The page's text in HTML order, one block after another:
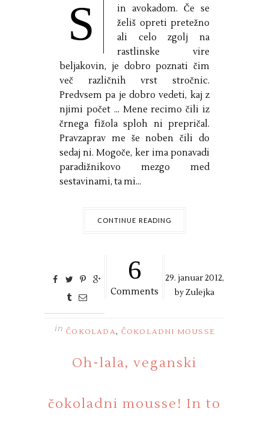
S
in avokadom. Če se
želiš opreti pretežno
ali celo zgolj na
rastlinske vire
beljakovin, je dobro poznati čim
več različnih vrst stročnic.
Predvsem pa je dobro vedeti, kaj z
njimi počet ... Mene recimo čili iz
črnega fižola sploh ni prepričal.
Pravzaprav me še noben čili do
sedaj ni. Mogoče, ker ima ponavadi
paradižnikovo mezgo med
sestavinami, ta mi...
CONTINUE READING
6
Comments
29. januar 2012,
byZulejka
in ČOKOLADA, ČOKOLADNI MOUSSE
Oh-lala, veganski
čokoladni mousse! In to